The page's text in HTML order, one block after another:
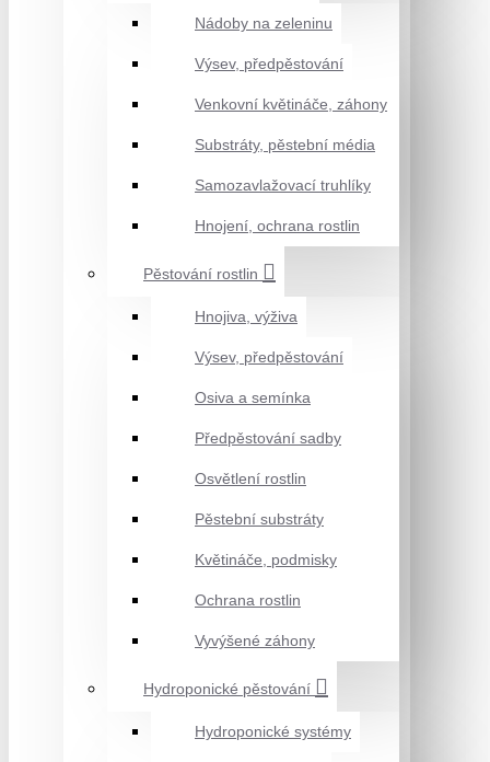
Nádoby na zeleninu
Výsev, předpěstování
Venkovní květináče, záhony
Substráty, pěstební média
Samozavlažovací truhlíky
Hnojení, ochrana rostlin
Pěstování rostlin
Hnojiva, výživa
Výsev, předpěstování
Osiva a semínka
Předpěstování sadby
Osvětlení rostlin
Pěstební substráty
Květináče, podmisky
Ochrana rostlin
Vyvýšené záhony
Hydroponické pěstování
Hydroponické systémy